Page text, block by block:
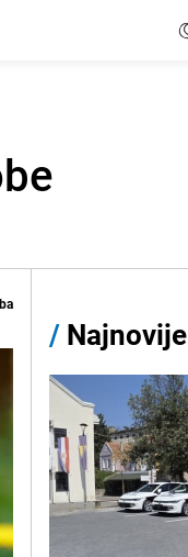
/ Najnovije